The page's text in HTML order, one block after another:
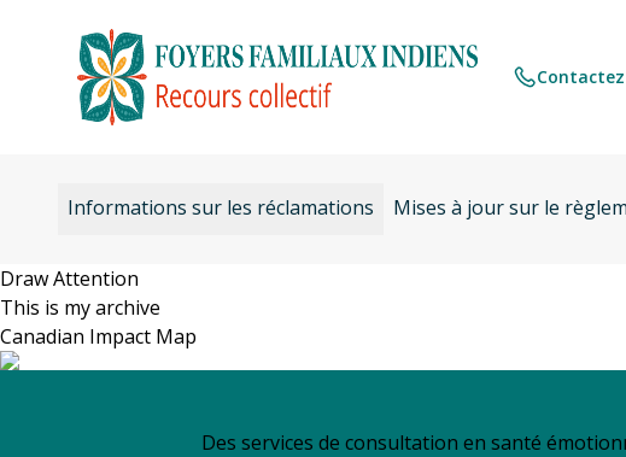
Informations sur les réclamations Mises à jour sur le
Draw Attention
This is my archive
Canadian Impact Map
Des services de consultation en santé